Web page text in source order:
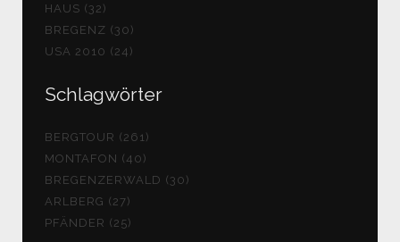
HAUS (32)
BREGENZ (30)
USA 2010 (24)
Schlagwörter
BERGTOUR (261)
MONTAFON (40)
BREGENZERWALD (30)
ARLBERG (27)
PFÄNDER (25)